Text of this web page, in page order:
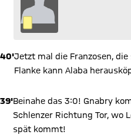
40'Jetzt mal die Franzosen,
Flanke kann Alaba
39'Beinahe das 3:0! Gnabry
Schlenzer Richtung Tor, wo
spät kommt!